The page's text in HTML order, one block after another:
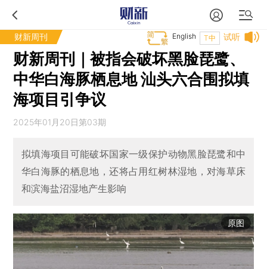
财新周刊 试听
T中
English
财新周刊｜被指会破坏黑脸琵鹭、
中华白海豚栖息地 汕头六合围拟填
海项目引争议
2025年01月20日第03期
拟填海项目可能破坏国家一级保护动物黑脸琵鹭和中
华白海豚的栖息地，还将占用红树林湿地，对海草床
和滨海盐沼湿地产生影响
原图